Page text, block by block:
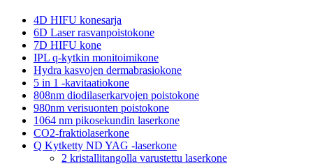
4D HIFU konesarja
6D Laser rasvanpoistokone
7D HIFU kone
IPL q-kytkin monitoimikone
Hydra kasvojen dermabrasiokone
5 in 1 -kavitaatiokone
808nm diodilaserkarvojen poistokone
980nm verisuonten poistokone
1064 nm pikosekundin laserkone
CO2-fraktiolaserkone
Q Kytketty ND YAG -laserkone
2 kristallitangolla varustettu laserkone